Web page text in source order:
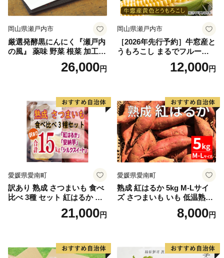
岡山県瀬戸内市
厳選発酵黒にんにく『瀬戸内
の風』 薬味 野菜 根菜 加工食
26,000円
岡山県瀬戸内市
［2026年先行予約］牛窓産と
うもろこし まるでフルー
ツ！最高糖度25度超え 生で
甘い、茹でて美味い！ 黄色
野菜
12,000円
愛媛県愛南町
訳あり 熟成 さつまいも 食べ
比べ 3種 セット 紅はるか 安
納芋 シルクスイート 合計 15
kg サイズ混合 サツマイモ 焼
芋 ほしいも スイートポテト
いも天 サイズミックス 甘い
21,000円
愛媛県愛南町
熟成 紅はるか 5kg M-Lサイ
ズ さつまいも いも 低温熟成
完全熟成収穫 甘い 糖度 焼き
芋 やきいも スイートポテト
8,000円